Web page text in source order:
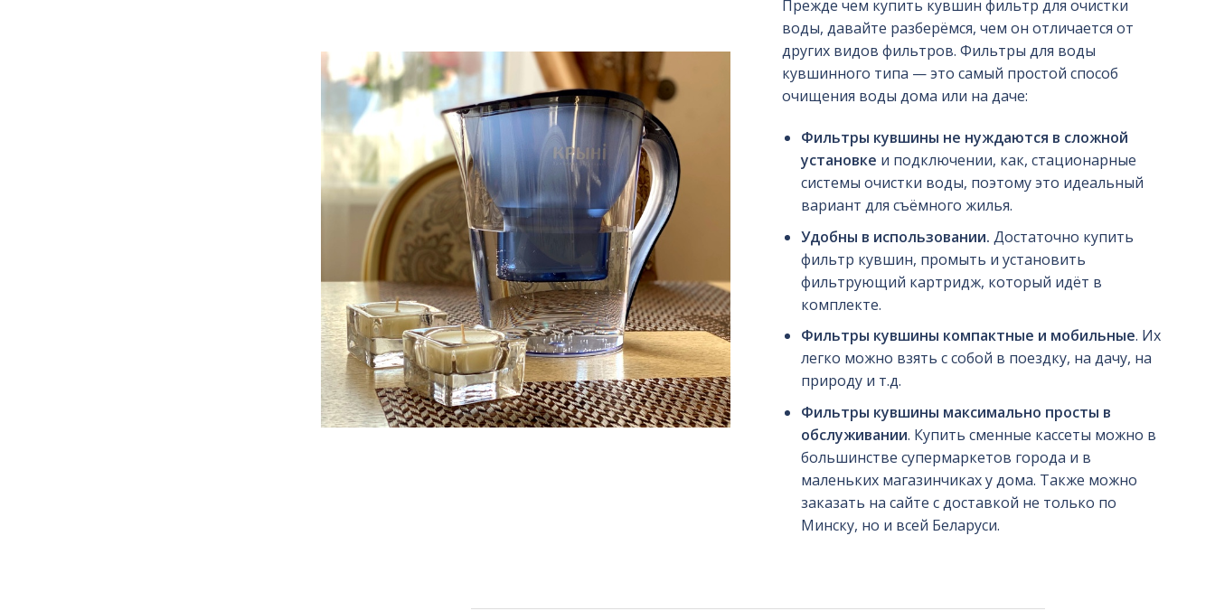
Прежде чем купить кувшин фильтр для очистки
воды, давайте разберёмся, чем он отличается от
других видов фильтров. Фильтры для воды
кувшинного типа — это самый простой способ
очищения воды дома или на даче:
Фильтры кувшины не нуждаются в сложной
установке и подключении, как, стационарные
системы очистки воды, поэтому это идеальный
вариант для съёмного жилья.
Удобны в использовании. Достаточно купить
фильтр кувшин, промыть и установить
фильтрующий картридж, который идёт в
комплекте.
Фильтры кувшины компактные и мобильные. Их
легко можно взять с собой в поездку, на дачу, на
природу и т.д.
Фильтры кувшины максимально просты в
обслуживании. Купить сменные кассеты можно в
большинстве супермаркетов города и в
маленьких магазинчиках у дома. Также можно
заказать на сайте с доставкой не только по
Минску, но и всей Беларуси.